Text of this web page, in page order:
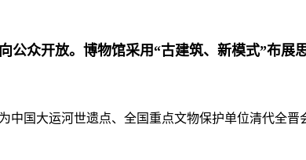
公众开放。博物馆采用“古建筑、新模式”布
国大运河世遗点、全国重点文物保护单位清代全